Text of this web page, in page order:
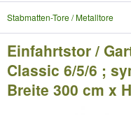
Stabmatten-Tore / Metalltore
Einfahrtstor /
Classic 6/5/6 ;
Breite 300 cm x